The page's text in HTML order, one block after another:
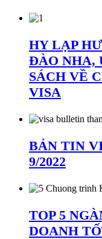
HY LẠP
ĐÀO NHA,
SÁCH VỀ
VISA
BẢN TIN
9/2022
TOP 5
DOANH